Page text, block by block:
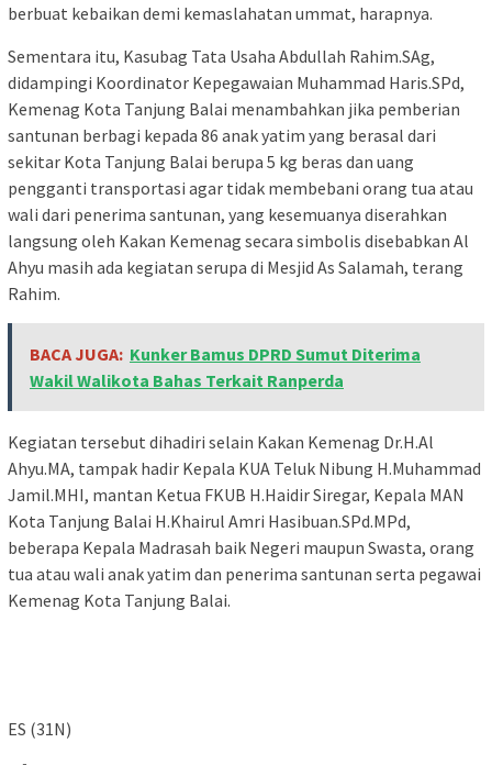
berbuat kebaikan demi kemaslahatan ummat, harapnya.
Sementara itu, Kasubag Tata Usaha Abdullah Rahim.SAg,
didampingi Koordinator Kepegawaian Muhammad Haris.SPd,
Kemenag Kota Tanjung Balai menambahkan jika pemberian
santunan berbagi kepada 86 anak yatim yang berasal dari
sekitar Kota Tanjung Balai berupa 5 kg beras dan uang
pengganti transportasi agar tidak membebani orang tua atau
wali dari penerima santunan, yang kesemuanya diserahkan
langsung oleh Kakan Kemenag secara simbolis disebabkan Al
Ahyu masih ada kegiatan serupa di Mesjid As Salamah, terang
Rahim.
BACA JUGA: Kunker Bamus DPRD Sumut Diterima
Wakil Walikota Bahas Terkait Ranperda
Kegiatan tersebut dihadiri selain Kakan Kemenag Dr.H.Al
Ahyu.MA, tampak hadir Kepala KUA Teluk Nibung H.Muhammad
Jamil.MHI, mantan Ketua FKUB H.Haidir Siregar, Kepala MAN
Kota Tanjung Balai H.Khairul Amri Hasibuan.SPd.MPd,
beberapa Kepala Madrasah baik Negeri maupun Swasta, orang
tua atau wali anak yatim dan penerima santunan serta pegawai
Kemenag Kota Tanjung Balai.
ES (31N)